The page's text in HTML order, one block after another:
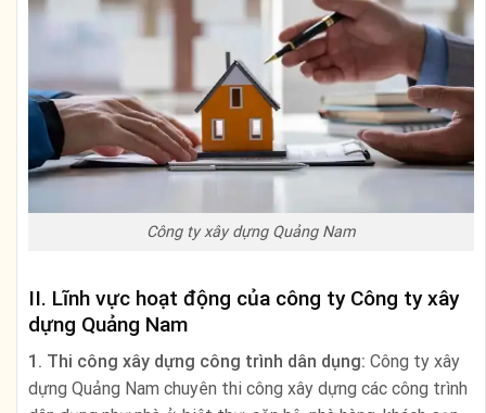
Công ty xây dựng Quảng Nam
II. Lĩnh vực hoạt động của công ty Công ty xây
dựng Quảng Nam
1. Thi công xây dựng công trình dân dụng: Công ty xây
dựng Quảng Nam chuyên thi công xây dựng các công trình